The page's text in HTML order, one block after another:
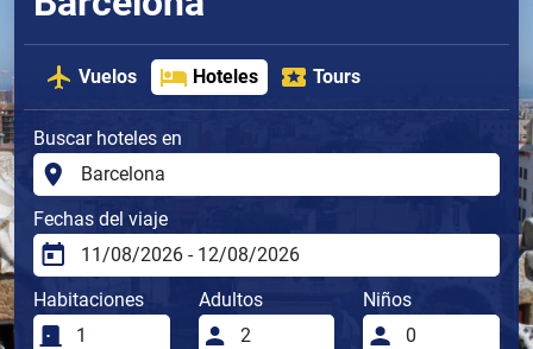
Vuelos Hoteles Tours
Buscar hoteles en
Fechas del viaje
Habitaciones Adultos Niños